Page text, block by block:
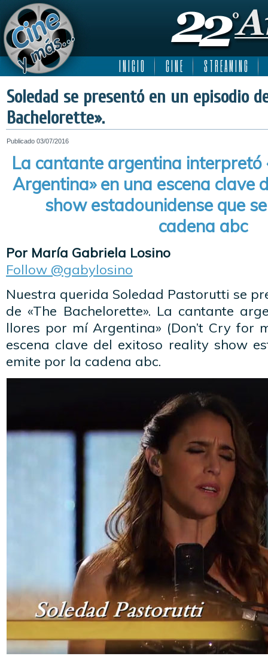
I N I C I O C I N E S T R E A M I N G
Soledad se presentó en un episodio
Bachelorette».
Publicado 03/07/2016
La cantante argentina interpretó
Argentina» en una escena clave
show estadounidense que
cadena abc
Por María Gabriela Losino
Follow @gabylosino
Nuestra querida Soledad Pastorutti se
de «The Bachelorette». La cantante
llores por mí Argentina» (Don’t Cry for
escena clave del exitoso reality show
emite por la cadena abc.